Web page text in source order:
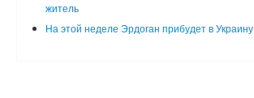
житель
На этой неделе Эрдоган прибудет в Украину